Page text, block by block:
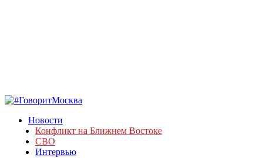
Новости
Конфликт на Ближнем Востоке
СВО
Интервью